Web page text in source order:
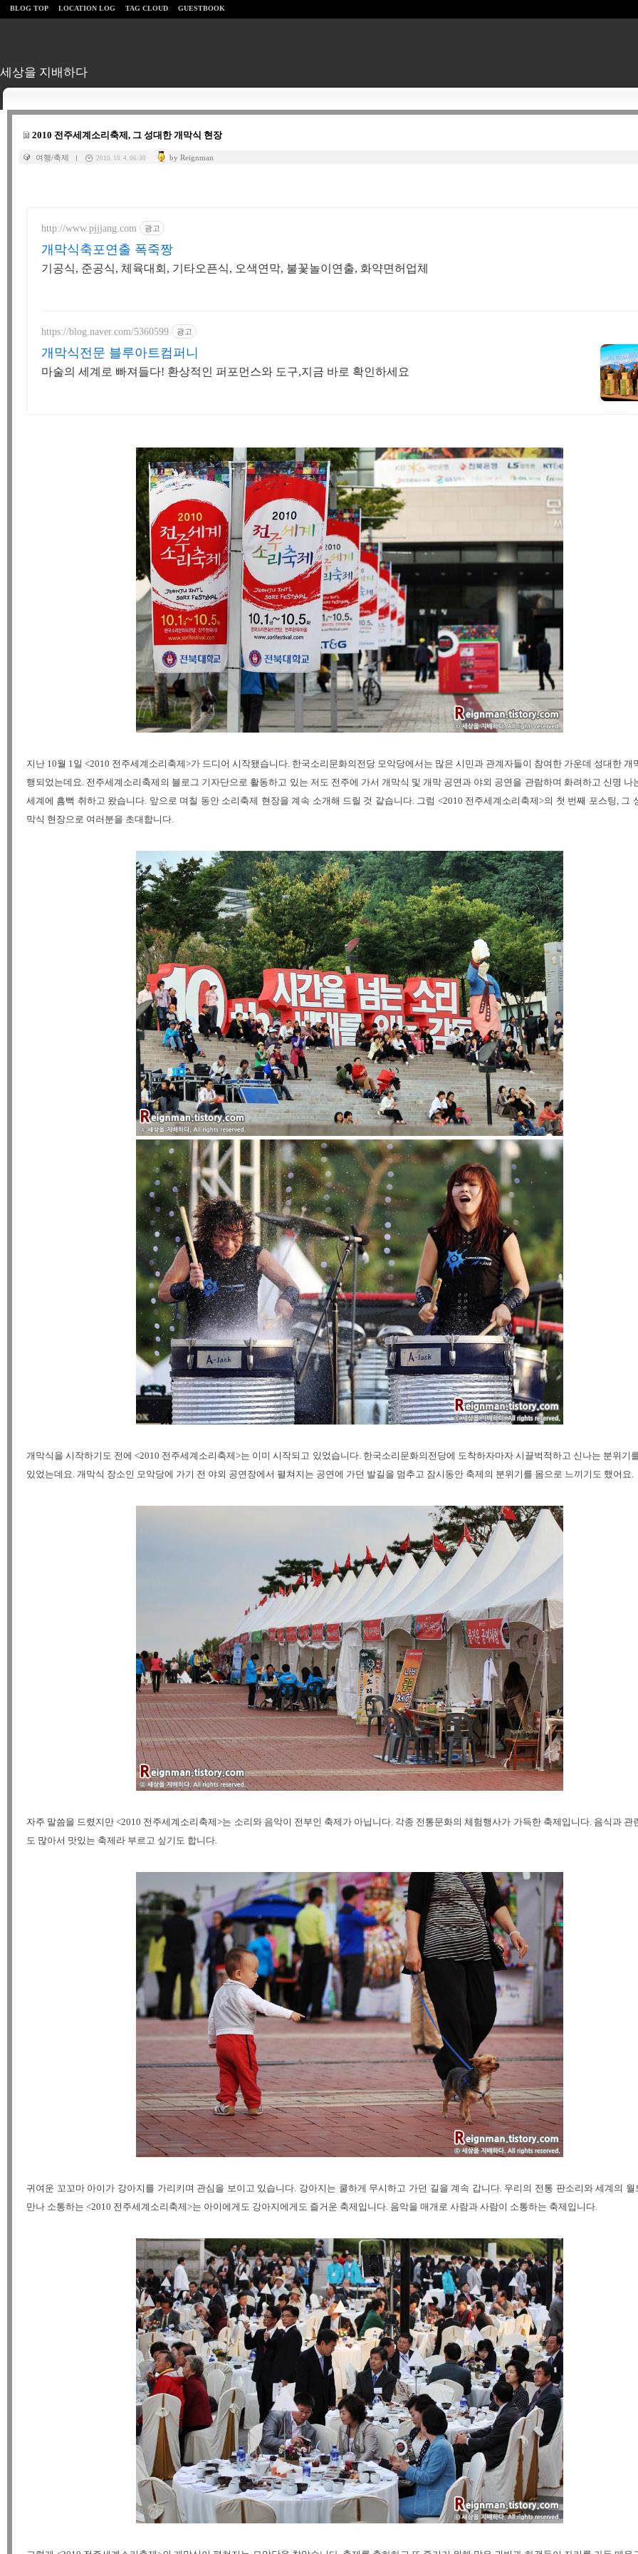
세상을 지배하다
BLOG TOP LOCATION LOG TAG CLOUD GUESTBOOK
2010 전주세계소리축제, 그 성대한 개막식 현장
여행/축제 2010. 10. 4. 06:30 by Reignman
http://www.pjjjang.com 광고
개막식축포연출 폭죽짱
기공식, 준공식, 체육대회, 기타오픈식, 오색연막, 불꽃놀이연출, 화약면허업체
https://blog.naver.com/5360599 광고
개막식전문 블루아트컴퍼니
마술의 세계로 빠져들다! 환상적인 퍼포먼스와 도구,지금 바로 확인하세요
지난 10월 1일 <2010 전주세계소리축제>가 드디어 시작됐습니다. 한국소리문화의전당 모악당에서는 많은 시민과 관계자들이 참여한 가운데 성대한 개
행되었는데요. 전주세계소리축제의 블로그 기자단으로 활동하고 있는 저도 전주에 가서 개막식 및 개막 공연과 야외 공연을 관람하며 화려하고 신명 나
세계에 흠뻑 취하고 왔습니다. 앞으로 며칠 동안 소리축제 현장을 계속 소개해 드릴 것 같습니다. 그럼 <2010 전주세계소리축제>의 첫 번째 포스팅, 그
막식 현장으로 여러분을 초대합니다.
개막식을 시작하기도 전에 <2010 전주세계소리축제>는 이미 시작되고 있었습니다. 한국소리문화의전당에 도착하자마자 시끌벅적하고 신나는 분위기
있었는데요. 개막식 장소인 모악당에 가기 전 야외 공연장에서 펼쳐지는 공연에 가던 발길을 멈추고 잠시동안 축제의 분위기를 몸으로 느끼기도 했어요.
자주 말씀을 드렸지만 <2010 전주세계소리축제>는 소리와 음악이 전부인 축제가 아닙니다. 각종 전통문화의 체험행사가 가득한 축제입니다. 음식과 관
도 많아서 맛있는 축제라 부르고 싶기도 합니다.
귀여운 꼬꼬마 아이가 강아지를 가리키며 관심을 보이고 있습니다. 강아지는 쿨하게 무시하고 가던 길을 계속 갑니다. 우리의 전통 판소리와 세계의 월
만나 소통하는 <2010 전주세계소리축제>는 아이에게도 강아지에게도 즐거운 축제입니다. 음악을 매개로 사람과 사람이 소통하는 축제입니다.